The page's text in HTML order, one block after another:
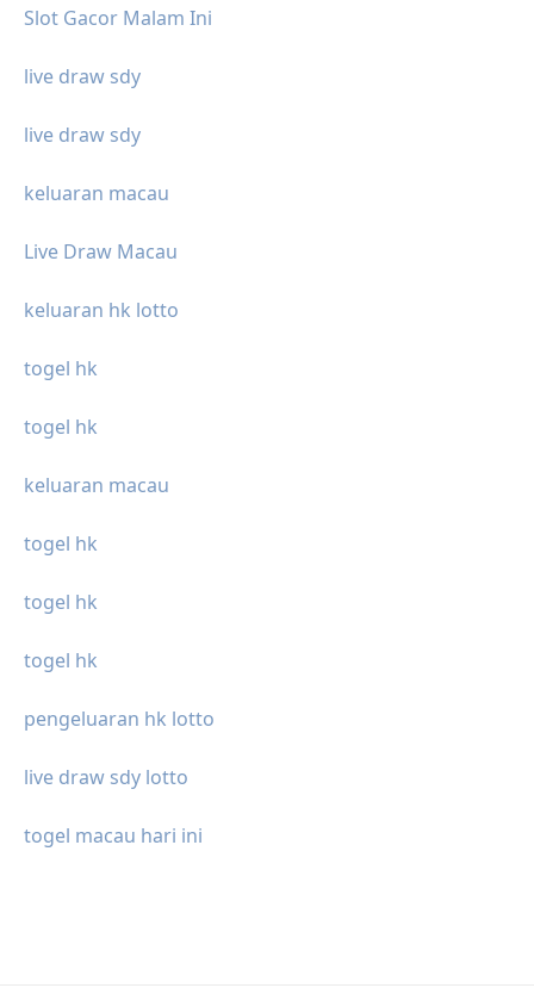
Slot Gacor Malam Ini
live draw sdy
live draw sdy
keluaran macau
Live Draw Macau
keluaran hk lotto
togel hk
togel hk
keluaran macau
togel hk
togel hk
togel hk
pengeluaran hk lotto
live draw sdy lotto
togel macau hari ini